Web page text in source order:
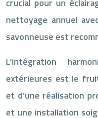
nettoyage annuel
savonneuse est
L’intégration
extérieures est le
et d’une réalisation
et une installation